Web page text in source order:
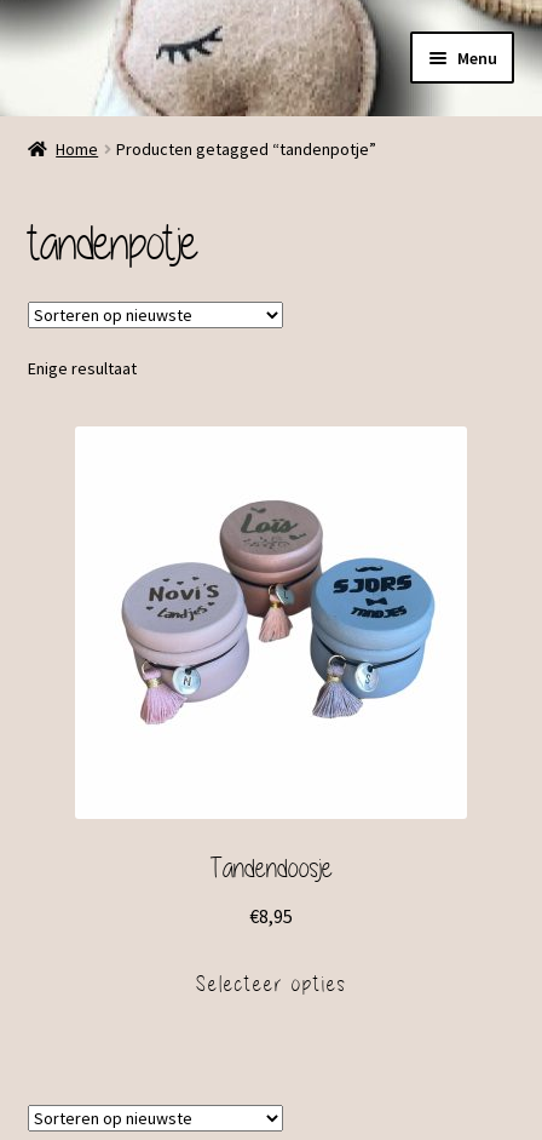
Ga
navigatie
Ga
de
inhoud
Menu
Menu
Home Producten getagged “tandenpotje”
tandenpotje
Enige resultaat
Tandendoosje
€8,95
Selecteer opties